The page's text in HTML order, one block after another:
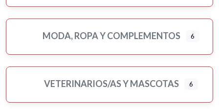
MODA, ROPA Y COMPLEMENTOS 6
VETERINARIOS/AS Y MASCOTAS 6